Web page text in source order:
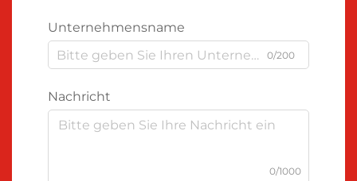
Unternehmensname
0/200
Nachricht
0/1000